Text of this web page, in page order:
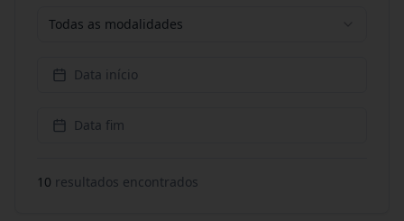
Todas as modalidades
Data início
Data fim
10 resultados encontrados